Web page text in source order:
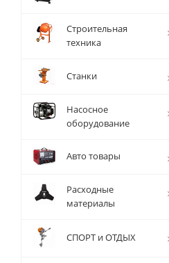
Строительная
техника
Станки
Насосное
оборудование
Авто товары
Расходные
материалы
СПОРТ и ОТДЫХ